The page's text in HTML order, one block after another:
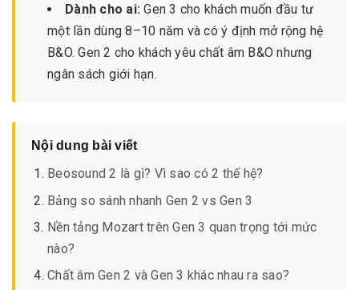
Dành cho ai: Gen 3 cho khách muốn đầu tư
một lần dùng 8–10 năm và có ý định mở rộng hệ
B&O. Gen 2 cho khách yêu chất âm B&O nhưng
ngân sách giới hạn.
Nội dung bài viết
Beosound 2 là gì? Vì sao có 2 thế hệ?
Bảng so sánh nhanh Gen 2 vs Gen 3
Nền tảng Mozart trên Gen 3 quan trọng tới mức
nào?
Chất âm Gen 2 và Gen 3 khác nhau ra sao?